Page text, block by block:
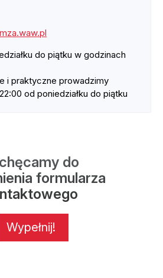
do piątku w godzinach
i praktyczne prowadzimy
od poniedziałku do piątku
do
formularza
Wypełnij!